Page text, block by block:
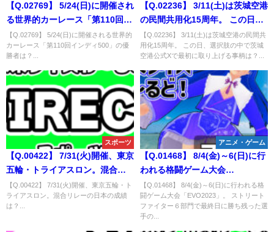
【Q.02769】 5/24(日)に開催され
る世界的カーレース「第110回イ
ンディ500」の優勝者は？
【Q.02769】 5/24(日)に開催される世界的
カーレース「第110回インディ500」の優
勝者は？...
【Q.02236】 3/11(土)は茨城空港
の民間共用化15周年。 この日、
選択肢の中で茨城空港公式Xで最
初に取り上げる事柄は？
【Q.02236】 3/11(土)は茨城空港の民間共
用化15周年。 この日、選択肢の中で茨城
空港公式Xで最初に取り上げる事柄は？...
スポーツ
【Q.00422】 7/31(火)開催、東京
五輪・トライアスロン。混合リ
レーの日本の成績は？
【Q.00422】 7/31(火)開催、東京五輪・ト
ライアスロン。混合リレーの日本の成績
は？...
アニメ・ゲーム
【Q.01468】 8/4(金)～6(日)に行
われる格闘ゲーム大会
「EVO2023」。 ストリートファ
イター６部門で最終日に勝ち残
った選手のうち、 試合でモダン
【Q.01468】 8/4(金)～6(日)に行われる格
闘ゲーム大会「EVO2023」。 ストリート
ファイター６部門で最終日に勝ち残った選
手の...